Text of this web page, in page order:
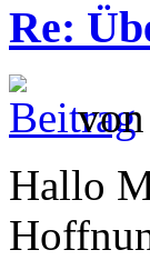
Re:
von
Hallo